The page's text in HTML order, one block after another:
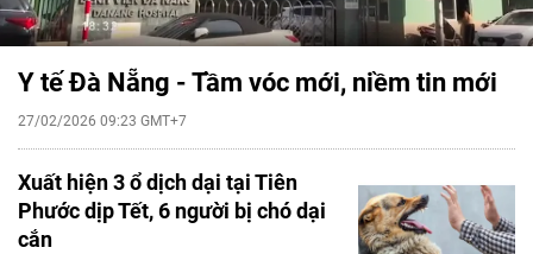
Y tế Đà Nẵng - Tầm vóc mới, niềm tin mới
27/02/2026 09:23 GMT+7
Xuất hiện 3 ổ dịch dại tại Tiên
Phước dịp Tết, 6 người bị chó dại
cắn